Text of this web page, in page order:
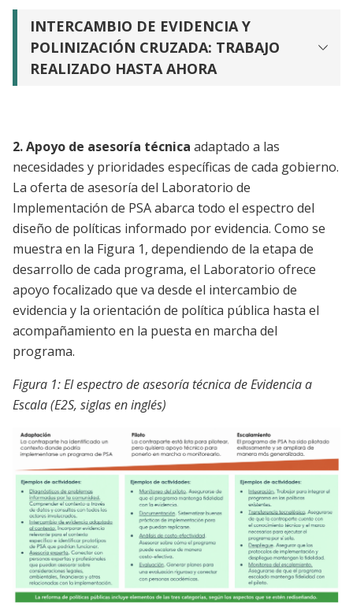
INTERCAMBIO DE EVIDENCIA Y
POLINIZACIÓN CRUZADA: TRABAJO
REALIZADO HASTA AHORA
2. Apoyo de asesoría técnica adaptado a las
necesidades y prioridades específicas de cada gobierno.
La oferta de asesoría del Laboratorio de
Implementación de PSA abarca todo el espectro del
diseño de políticas informado por evidencia. Como se
muestra en la Figura 1, dependiendo de la etapa de
desarrollo de cada programa, el Laboratorio ofrece
apoyo focalizado que va desde el intercambio de
evidencia y la orientación de política pública hasta el
acompañamiento en la puesta en marcha del
programa.
Figura 1: El espectro de asesoría técnica de Evidencia a
Escala (E2S, siglas en inglés)
Imagen